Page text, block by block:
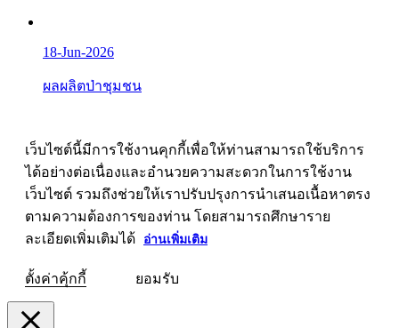
18-Jun-2026
ผลผลิตป่าชุมชน
เว็บไซต์นี้มีการใช้งานคุกกี้เพื่อให้ท่านสามารถใช้บริการ
ได้อย่างต่อเนื่องและอำนวยความสะดวกในการใช้งาน
เว็บไซต์ รวมถึงช่วยให้เราปรับปรุงการนำเสนอเนื้อหาตรง
ตามความต้องการของท่าน โดยสามารถศึกษาราย
ละเอียดเพิ่มเติมได้
อ่านเพิ่มเติม
ตั้งค่าคุ้กกี้ ยอมรับ